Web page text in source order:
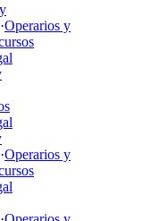
·Operarios y
·Operarios y